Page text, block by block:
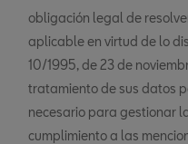
obligación legal de
aplicable en virtud de lo
10/1995, de 23 de
tratamiento de sus datos
necesario para gestionar
cumplimiento a las